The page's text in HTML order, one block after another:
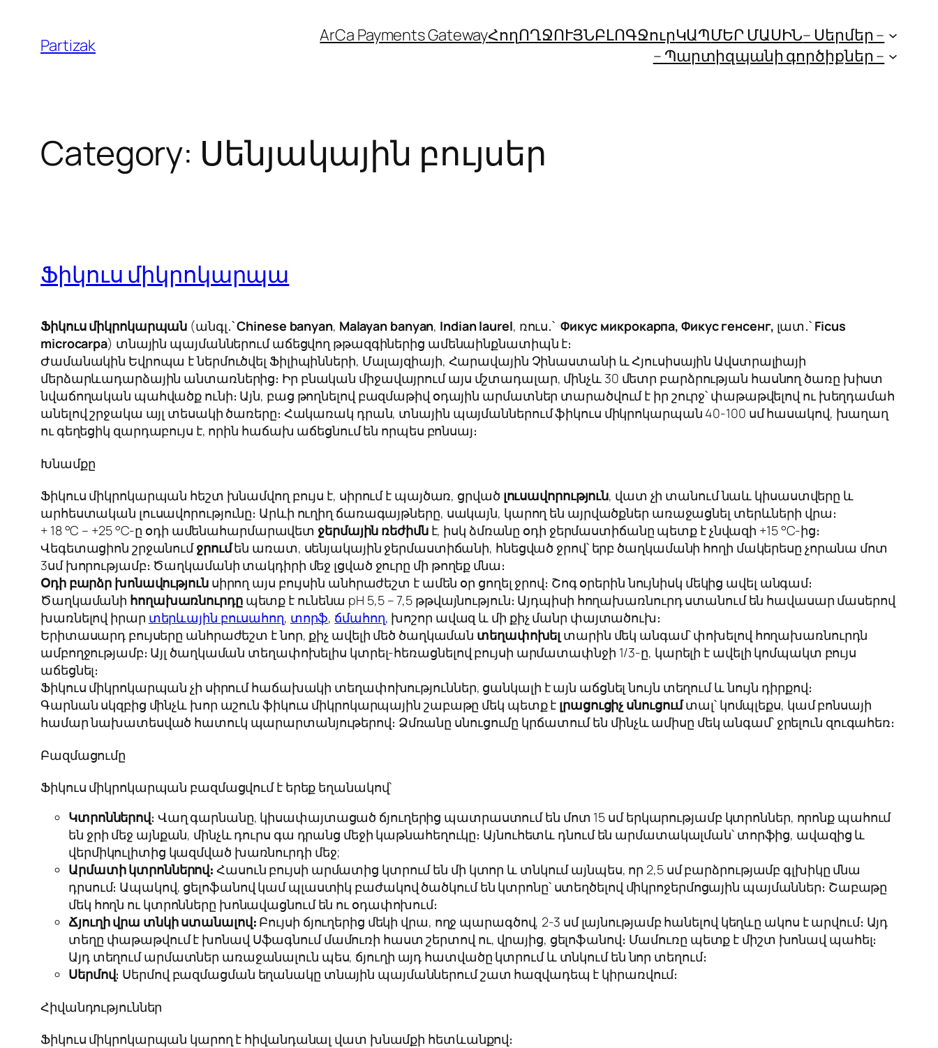
content
Partizak ArCa Payments GatewayՀողՈՂՋՈՒՅՆԲԼՈԳՋուրԿԱՊՄԵՐ ՄԱՍԻՆ– Սերմեր –
– Պարտիզպանի գործիքներ –
Category: Սենյակային բույսեր
Ֆիկուս միկրոկարպա
Ֆիկուս միկրոկարպան (անգլ․՝Chinese banyan, Malayan banyan, Indian laurel, ռուս․՝ Фикус микрокарпа, Фикус генсенг, լատ․՝ Ficus
microcarpa) տնային պայմաններում աճեցվող թթազգիներից ամենաինքնատիպն է։
Ժամանակին Եվրոպա է ներմուծվել Ֆիլիպինների, Մալայզիայի, Հարավային Չինաստանի և Հյուսիսային Ավստրալիայի
մերձարևադարձային անտառներից։ Իր բնական միջավայրում այս մշտադալար, մինչև 30 մետր բարձրության հասնող ծառը խիստ
նվաճողական պահվածք ունի։ Այն, բաց թողնելով բազմաթիվ օդային արմատներ տարածվում է իր շուրջ՝ փաթաթվելով ու խեղդամահ
անելով շրջակա այլ տեսակի ծառերը։ Հակառակ դրան, տնային պայմաններում ֆիկուս միկրոկարպան 40-100 սմ հասակով, խաղաղ
ու գեղեցիկ զարդաբույս է, որին հաճախ աճեցնում են որպես բոնսայ։
Խնամքը
Ֆիկուս միկրոկարպան հեշտ խնամվող բույս է, սիրում է պայծառ, ցրված լուսավորություն, վատ չի տանում նաև կիսաստվերը և
արհեստական լուսավորությունը։ Արևի ուղիղ ճառագայթները, սակայն, կարող են այրվածքներ առաջացնել տերևների վրա։
+ 18 °С – +25 °С-ը օդի ամենահարմարավետ ջերմային ռեժիմնէ, իսկ ձմռանը օդի ջերմաստիճանը պետք է չնվազի +15 °С-ից։
Վեգետացիոն շրջանումջրումեն առատ, սենյակային ջերմաստիճանի, հնեցված ջրով՝ երբ ծաղկամանի հողի մակերեսը չորանա մոտ
3սմ խորությամբ։ Ծաղկամանի տակդիրի մեջ լցված ջուրը մի թողեք մնա։
Օդի բարձր խոնավությունսիրող այս բույսին անհրաժեշտ է ամեն օր ցողել ջրով։ Շոգ օրերին նույնիսկ մեկից ավել անգամ։
Ծաղկամանի հողախառնուրդըպետք է ունենա рН 5,5 – 7,5 թթվայնություն։ Այդպիսի հողախառնուրդ ստանում են հավասար մասերով
խառնելով իրար տերևային բուսահող, տորֆ, ճմահող, խոշոր ավազ և մի քիչ մանր փայտածուխ։
Երիտասարդ բույսերը անհրաժեշտ է նոր, քիչ ավելի մեծ ծաղկաման տեղափոխել տարին մեկ անգամ՝ փոխելով հողախառնուրդն
ամբողջությամբ։ Այլ ծաղկաման տեղափոխելիս կտրել-հեռացնելով բույսի արմատափնջի 1/3-ը, կարելի է ավելի կոմպակտ բույս
աճեցնել։
Ֆիկուս միկրոկարպան չի սիրում հաճախակի տեղափոխություններ, ցանկալի է այն աճցնել նույն տեղում և նույն դիրքով։
Գարնան սկզբից մինչև խոր աշուն ֆիկուս միկրոկարպային շաբաթը մեկ պետք է լրացուցիչ սնուցումտալ՝ կոմպլեքս, կամ բոնսայի
համար նախատեսված հատուկ պարարտանյութերով։ Ձմռանը սնուցումը կրճատում են մինչև ամիսը մեկ անգամ՝ ջրելուն զուգահեռ։
Բազմացումը
Ֆիկուս միկրոկարպան բազմացվում է երեք եղանակով՝
Կտրոններով։ Վաղ գարնանը, կիսափայտացած ճյուղերից պատրաստում են մոտ 15 սմ երկարությամբ կտրոններ, որոնք պահում
են ջրի մեջ այնքան, մինչև դուրս գա դրանց մեջի կաթնահեղուկը։ Այնուհետև դնում են արմատակալման՝ տորֆից, ավազից և
վերմիկուլիտից կազմված խառնուրդի մեջ;
Արմատի կտրոններով։ Հասուն բույսի արմատից կտրում են մի կտոր և տնկում այնպես, որ 2,5 սմ բարձրությամբ գլխիկը մնա
դրսում։ Ապակով, ցելոֆանով կամ պլաստիկ բաժակով ծածկում են կտրոնը՝ ստեղծելով միկրոջերմոցային պայմաններ։ Շաբաթը
մեկ հողն ու կտրոնները խոնավացնում են ու օդափոխում։
Ճյուղի վրա տնկի ստանալով։ Բույսի ճյուղերից մեկի վրա, ողջ պարագծով, 2-3 սմ լայնությամբ հանելով կեղևը ակոս է արվում։ Այդ
տեղը փաթաթվում է խոնավ Սֆագնում մամուռի հաստ շերտով ու, վրայից, ցելոֆանով։ Մամուռը պետք է միշտ խոնավ պահել։
Այդ տեղում արմատներ առաջանալուն պես, ճյուղի այդ հատվածը կտրում և տնկում են նոր տեղում։
Սերմով։ Սերմով բազմացման եղանակը տնային պայմաններում շատ հազվադեպ է կիրառվում։
Հիվանդություններ
Ֆիկուս միկրոկարպան կարող է հիվանդանալ վատ խնամքի հետևանքով։